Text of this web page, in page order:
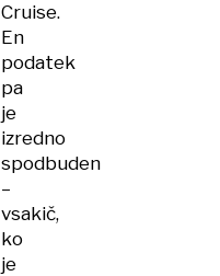
Cruise.
En
podatek
pa
je
izredno
spodbuden
–
vsakič,
ko
je